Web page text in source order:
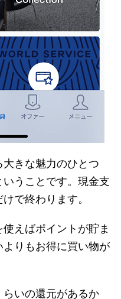
きな魅力のひとつ
うことです。現金支
で終わります。
えばポイントが貯ま
りもお得に買い物が
いの還元があるか